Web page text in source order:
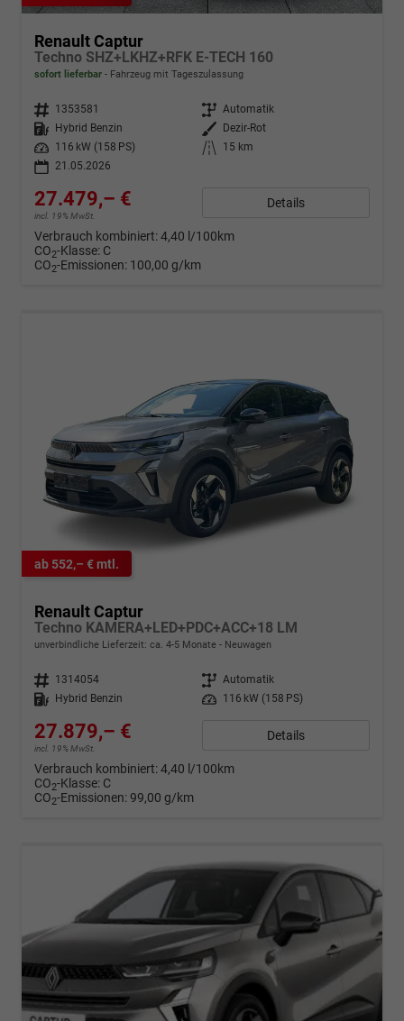
Renault Captur
Techno SHZ+LKHZ+RFK E-TECH 160
sofort lieferbar Fahrzeug mit Tageszulassung
Fahrzeugnr. 1353581 Getriebe Automatik
Kraftstoff
Hybrid Benzin Außenfarbe
Dezir-Rot
Leistung
116 kW (158 PS) Kilometerstand
15 km
21.05.2026
27.479,– €
incl. 19% MwSt.
Details
Verbrauch kombiniert:4,40 l/100km
CO2-Klasse: C
CO2-Emissionen: 100,00 g/km
ab 552,– € mtl.
Renault Captur
Techno KAMERA+LED+PDC+ACC+18 LM
unverbindliche Lieferzeit: ca. 4-5 Monate Neuwagen
Fahrzeugnr. 1314054 Getriebe Automatik
Kraftstoff
Hybrid Benzin Leistung 116 kW (158 PS)
27.879,– €
incl. 19% MwSt.
Details
Verbrauch kombiniert:4,40 l/100km
CO2-Klasse: C
CO2-Emissionen:99,00 g/km